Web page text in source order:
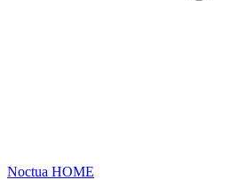
Noctua HOME